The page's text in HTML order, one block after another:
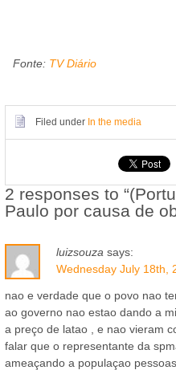
Fonte: TV Diário
Filed under In the media
2 responses to
Paulo por causa de
luizsouza says:
Wednesday July 18th,
nao e verdade que o povo nao
ao governo nao estao dando a
a preço de latao , e nao vieram
falar que o representante da
ameaçando a populaçao